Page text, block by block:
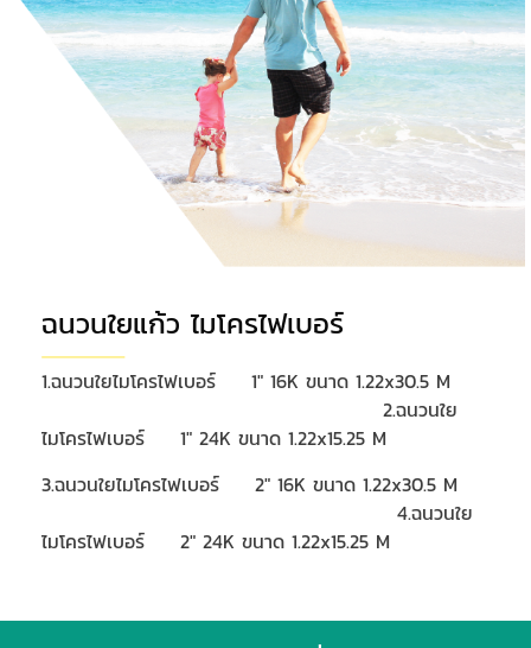
ฉนวนใยแก้ว ไมโครไฟเบอร์
1.ฉนวนใยไมโครไฟเบอร์ 1" 16K ขนาด 1.22x30.5 M
2.ฉนวนใย
ไมโครไฟเบอร์ 1" 24K ขนาด 1.22x15.25 M
3.ฉนวนใยไมโครไฟเบอร์ 2" 16K ขนาด 1.22x30.5 M
4.ฉนวนใย
ไมโครไฟเบอร์ 2" 24K ขนาด 1.22x15.25 M